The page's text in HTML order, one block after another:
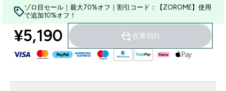
ゾロ目セール｜最大70%オフ｜割引コード：【ZOROME】使用
で追加10%オフ！
¥5,190‎ 在庫切れ